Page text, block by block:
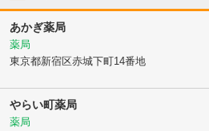
あかぎ薬局
薬局
東京都新宿区赤城下町14番地
やらい町薬局
薬局